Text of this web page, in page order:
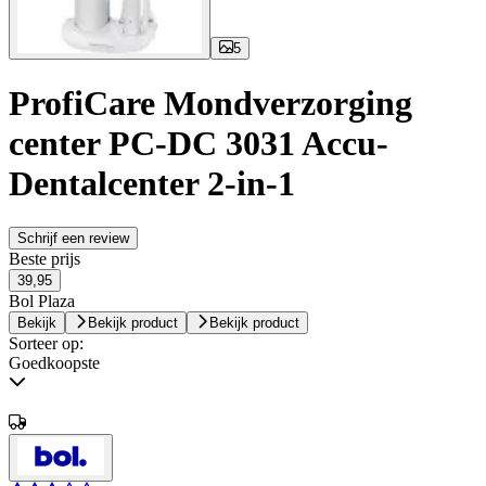
5
ProfiCare Mondverzorging
center PC-DC 3031 Accu-
Dentalcenter 2-in-1
Schrijf een review
Beste prijs
39,95
Bol Plaza
Bekijk Bekijk product Bekijk product
Sorteer op:
Goedkoopste